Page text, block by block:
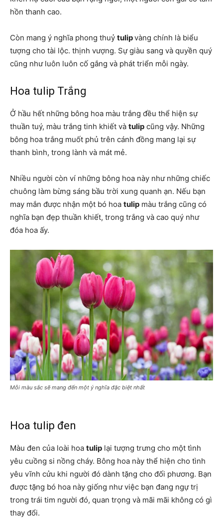
hồn thanh cao.
Còn mang ý nghĩa phong thuỷ tulipvàng chính là biểu
tượng cho tài lộc. thịnh vượng. Sự giàu sang và quyền quý
cũng như luôn luôn cố gắng và phát triển mỗi ngày.
Hoa tulip Trắng
Ở hầu hết những bông hoa màu trắng đều thể hiện sự
thuần tuý, màu trắng tinh khiết và tulip cũng vậy. Những
bông hoa trắng muốt phủ trên cánh đồng mang lại sự
thanh bình, trong lành và mát mẻ.
Nhiều người còn ví những bông hoa này như những chiếc
chuông làm bừng sáng bầu trời xung quanh ạn. Nếu bạn
may mắn được nhận một bó hoa tulip màu trắng cũng có
nghĩa bạn đẹp thuần khiết, trong trắng và cao quý như
đóa hoa ấy.
Mỗi màu sắc sẽ mang đến một ý nghĩa đặc biệt nhất
Hoa tulip đen
Màu đen của loài hoa tulip lại tượng trưng cho một tình
yêu cuồng si nồng cháy. Bông hoa này thể hiện cho tình
yêu vĩnh cửu khi người đó dành tặng cho đối phương. Bạn
được tặng bó hoa này giống như việc bạn đang ngự trị
trong trái tim người đó, quan trọng và mãi mãi không có gì
thay đổi.